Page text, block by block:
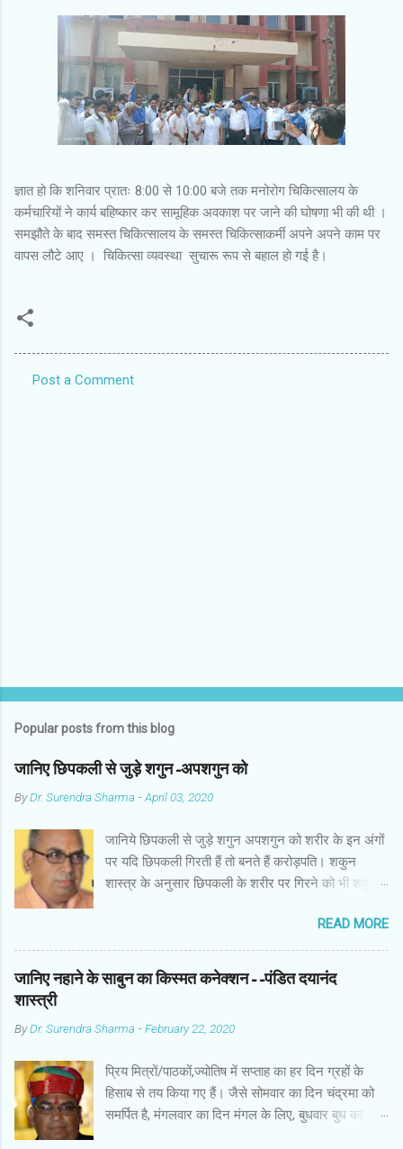
ज्ञात हो कि शनिवार प्रातः 8:00 से 10:00 बजे तक मनोरोग चिकित्सालय के
कर्मचारियों ने कार्य बहिष्कार कर सामूहिक अवकाश पर जाने की घोषणा भी की थी ।
समझौते के बाद समस्त चिकित्सालय के समस्त चिकित्साकर्मी अपने अपने काम पर
वापस लौटे आए । चिकित्सा व्यवस्था सुचारू रूप से बहाल हो गई है।
Post a Comment
Popular posts from this blog
जानिए छिपकली से जुड़े शगुन-अपशगुन को
ByDr. Surendra Sharma -April 03, 2020
जानिये छिपकली से जुड़े शगुन अपशगुन को शरीर के इन अंगों
पर यदि छिपकली गिरती हैं तो बनते हैं करोड़पति। शकुन
शास्त्र के अनुसार छिपकली के शरीर पर गिरने को भी शकुन/
पाई जाती है, एक जंगली और एक घरेलू। छिपकली की जंगली
नस्ल को गिरगिट कहा जाता है जबकि घरों में पाई जाने वाली
छिपकली घरेलू छिपकली कही जाती है। शकुन शास्त्र के
अनुसार छिपकली के शरीर पर गिरने को भी शकुन/अपशकुन
के दाहिनी तरफ गिरना ठीक होता है। इसी प्रकार छिपकली का
की ओर गिरना अच्छा नहीं होता। रविवार या मंगलवार को लाल
रंग की छिपकली तथा शनिवार को काले रंग की छिपकली से
कम हानि होती है। ✍🏻✍🏻🌷🌷👉🏻👉🏻 छिपकली होती है मां
READ MORE
जानिए नहाने के साबुन का किस्मत कनेक्शन--पंडित दयानंद
शास्त्री
ByDr. Surendra Sharma -February 22, 2020
प्रिय मित्रों/पाठकों,ज्योतिष में सप्ताह का हर दिन ग्रहों के
हिसाब से तय किया गए हैं। जैसे सोमवार का दिन चंद्रमा को
समर्पित है, मंगलवार का दिन मंगल के लिए, बुधवार बुध का